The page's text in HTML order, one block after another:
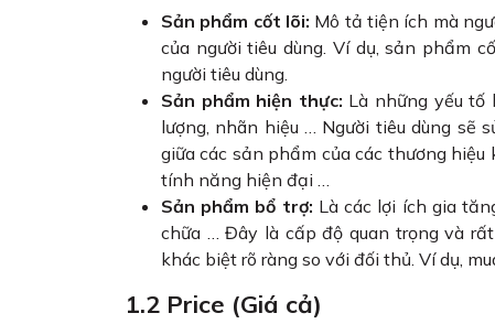
Sản phẩm cốt lõi: Mô tả tiện ích mà
của người tiêu dùng. Ví dụ, sản phẩm
người tiêu dùng.
Sản phẩm hiện thực: Là những yếu tố
lượng, nhãn hiệu … Người tiêu dùng sẽ
giữa các sản phẩm của các thương
tính năng hiện đại …
Sản phẩm bổ trợ: Là các lợi ích gia
chữa … Đây là cấp độ quan trọng và
khác biệt rõ ràng so với đối thủ. Ví dụ,
1.2 Price (Giá cả)